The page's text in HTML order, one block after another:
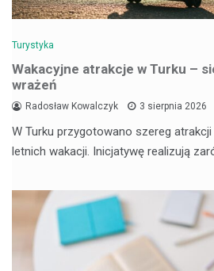
Turystyka
Wakacyjne atrakcje w Turku –
wrażeń
Radosław Kowalczyk 3 sierpnia 2026
W Turku przygotowano szereg
letnich wakacji. Inicjatywę realizują